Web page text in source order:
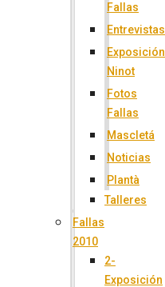
Fallas
Entrevistas
Exposición
Ninot
Fotos
Fallas
Mascletá
Noticias
Plantà
Talleres
Fallas
2010
2-
Exposición